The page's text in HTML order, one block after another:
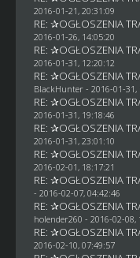
2016-01-21, 20:31:09
RE: ✰OGŁOSZENIA
2016-01-26, 14:05:20
RE: ✰OGŁOSZENIA
2016-01-31, 12:20:12
RE: ✰OGŁOSZENIA
BlackHunter- 2016-01-31,
RE: ✰OGŁOSZENIA
2016-01-31, 19:18:46
RE: ✰OGŁOSZENIA
2016-01-31, 23:01:10
RE: ✰OGŁOSZENIA
2016-02-01, 18:17:21
RE: ✰OGŁOSZENIA
- 2016-02-07, 04:42:46
RE: ✰OGŁOSZENIA
holender260 - 2016-02-08,
RE: ✰OGŁOSZENIA
2016-02-10, 07:49:57